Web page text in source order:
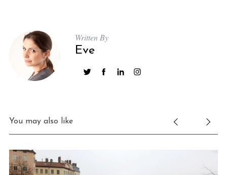
Written By
Eve
You may also like
a
r
h
f